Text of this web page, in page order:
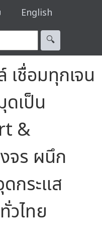
English
🔍︎
เชื่อมทุกเจน
เป็น
&
จร ผนึก
กระแส
ไทย